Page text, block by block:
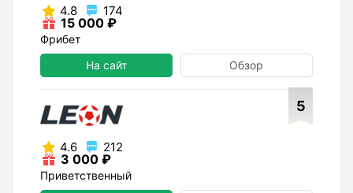
4.8 174
15 000 ₽
Фрибет
На сайт
Обзор
5
4.6 212
3 000 ₽
Приветственный